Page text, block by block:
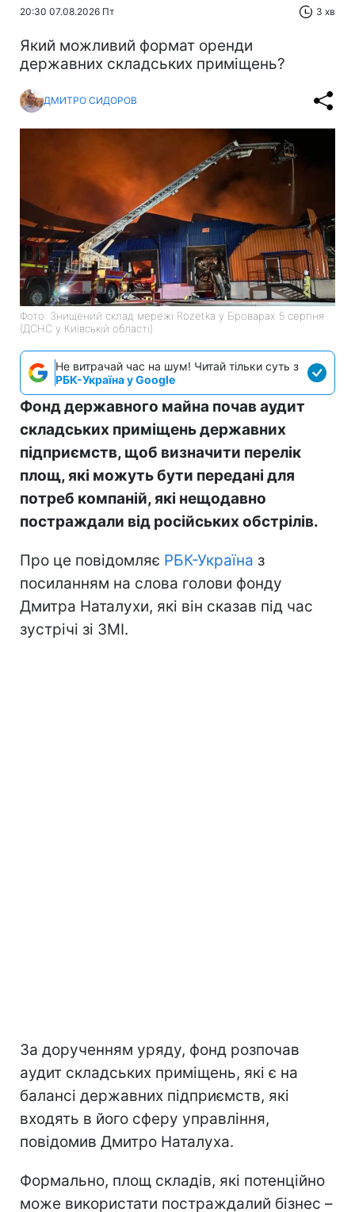
20:30 07.08.2026 Пт 3 хв
Який можливий формат оренди
державних складських приміщень?
ДМИТРО СИДОРОВ
Фото: Знищений склад мережі Rozetka у Броварах 5 серпня
(ДСНС у Київській області)
Не витрачай час на шум! Читай тільки суть з
РБК-Україна у Google
Фонд державного майна почав аудит
складських приміщень державних
підприємств, щоб визначити перелік
площ, які можуть бути передані для
потреб компаній, які нещодавно
постраждали від російських обстрілів.
Про це повідомляє РБК-Україна з
посиланням на слова голови фонду
Дмитра Наталухи, які він сказав під час
зустрічі зі ЗМІ.
За дорученням уряду, фонд розпочав
аудит складських приміщень, які є на
балансі державних підприємств, які
входять в його сферу управління,
повідомив Дмитро Наталуха.
Формально, площ складів, які потенційно
може використати постраждалий бізнес –